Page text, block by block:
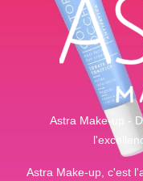
Astra Make-up -
Astra Make-up, c'est